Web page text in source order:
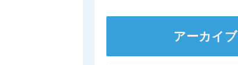
アーカイブ